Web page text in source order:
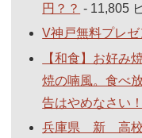
円？？ - 11,805
V神戸無料プレゼ
【和食】お好み
焼の喃風。食べ
告はやめなさい！
兵庫県 新 高校